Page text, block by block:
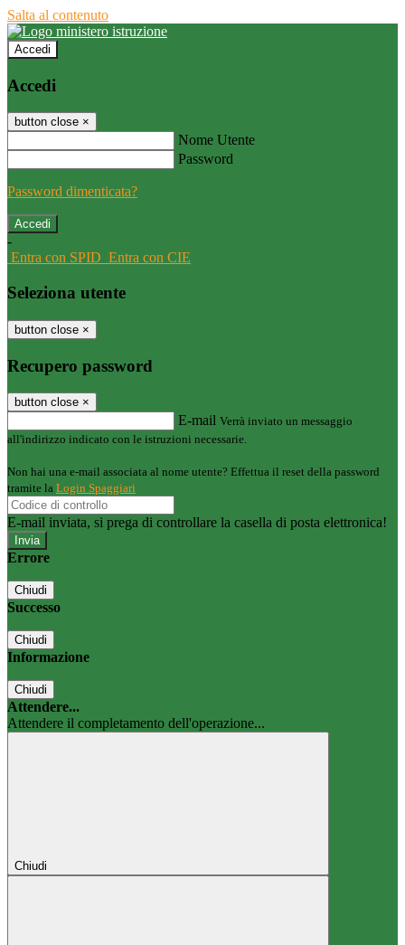
Salta al contenuto
Accedi
Accedi
button close ×
Nome Utente
Password
Password dimenticata?
-
Entra con SPID Entra con CIE
Seleziona utente
button close ×
Recupero password
button close ×
E-mail Verrà inviato un messaggio
all'indirizzo indicato con le istruzioni necessarie.
Non hai una e-mail associata al nome utente? Effettua il reset della password
tramite la Login Spaggiari
E-mail inviata, si prega di controllare la casella di posta elettronica!
Errore
Chiudi
Successo
Chiudi
Informazione
Chiudi
Attendere...
Attendere il completamento dell'operazione...
Chiudi